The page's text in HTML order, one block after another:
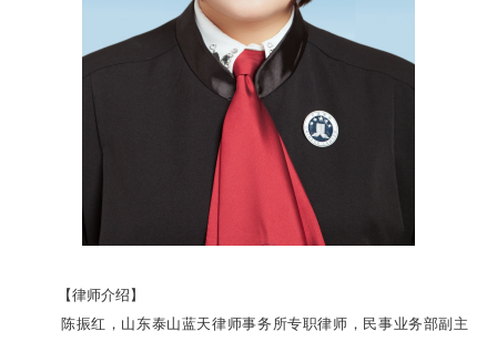
【律师介绍】
陈振红，山东泰山蓝天律师事务所专职律师，民事业务部副主